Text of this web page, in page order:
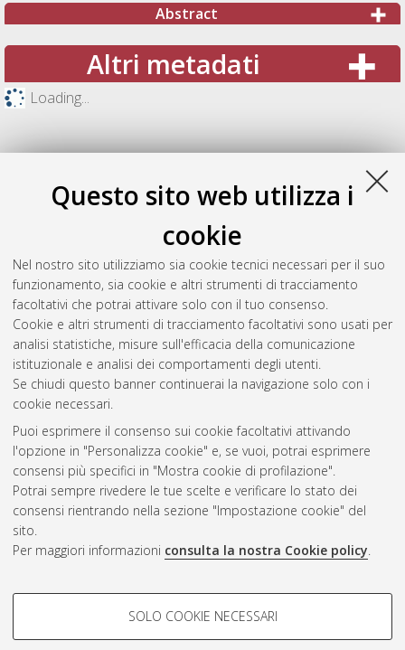
Questo sito web utilizza i
cookie
Nel nostro sito utilizziamo sia cookie tecnici necessari per il suo
funzionamento, sia cookie e altri strumenti di tracciamento
facoltativi che potrai attivare solo con il tuo consenso.
Cookie e altri strumenti di tracciamento facoltativi sono usati per
analisi statistiche, misure sull'efficacia della comunicazione
istituzionale e analisi dei comportamenti degli utenti.
Se chiudi questo banner continuerai la navigazione solo con i
cookie necessari.
Puoi esprimere il consenso sui cookie facoltativi attivando
l'opzione in "Personalizza cookie" e, se vuoi, potrai esprimere
consensi più specifici in "Mostra cookie di profilazione".
Potrai sempre rivedere le tue scelte e verificare lo stato dei
consensi rientrando nella sezione "Impostazione cookie" del
sito.
Per maggiori informazioni consulta la nostra Cookie policy.
COOKIE DI PROFILAZIONE -
SOLO COOKIE NECESSARI
Abstract
Altri metadati
Loading...
Gestione del documento:
Atom
Rss 1.0
Rss 2.0
ISSN: 2038-7946
Impostazioni Cookie
Informativa sulla privacy
Condizioni d’uso del sito